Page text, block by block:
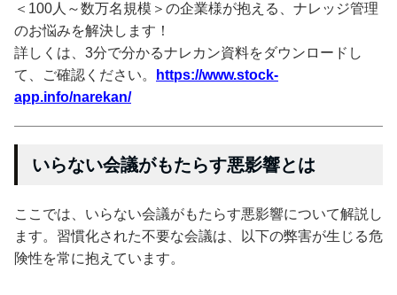
＜100人～数万名規模＞の企業様が抱える、ナレッジ管理
のお悩みを解決します！
詳しくは、3分で分かるナレカン資料をダウンロードし
て、ご確認ください。
https://www.stock-
app.info/narekan/
いらない会議がもたらす悪影響とは
ここでは、いらない会議がもたらす悪影響について解説し
ます。習慣化された不要な会議は、以下の弊害が生じる危
険性を常に抱えています。